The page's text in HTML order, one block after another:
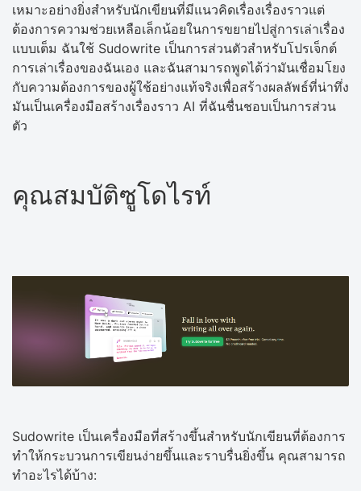
เหมาะอย่างยิ่งสำหรับนักเขียนที่มีแนวคิดเรื่องเรื่องราวแต่
ต้องการความช่วยเหลือเล็กน้อยในการขยายไปสู่การเล่าเรื่อง
แบบเต็ม ฉันใช้ Sudowrite เป็นการส่วนตัวสำหรับโปรเจ็กต์
การเล่าเรื่องของฉันเอง และฉันสามารถพูดได้ว่ามันเชื่อมโยง
กับความต้องการของผู้ใช้อย่างแท้จริงเพื่อสร้างผลลัพธ์ที่น่าทึ่ง
มันเป็นเครื่องมือสร้างเรื่องราว AI ที่ฉันชื่นชอบเป็นการส่วน
ตัว
คุณสมบัติซูโดไรท์
Sudowrite เป็นเครื่องมือที่สร้างขึ้นสำหรับนักเขียนที่ต้องการ
ทำให้กระบวนการเขียนง่ายขึ้นและราบรื่นยิ่งขึ้น คุณสามารถ
ทำอะไรได้บ้าง: